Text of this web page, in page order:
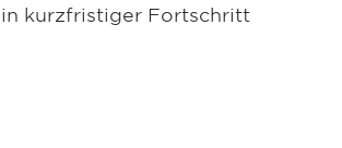
kurzfristiger Fortschritt